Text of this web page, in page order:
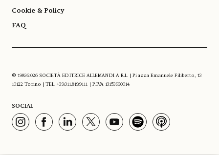
Cookie & Policy
FAQ
© 1983-2026 SOCIETÀ EDITRICE ALLEMANDI A R.L. | Piazza Emanuele Filiberto, 13
10122 Torino | TEL. +39.011.819.9111 | P.IVA 13153930014
SOCIAL